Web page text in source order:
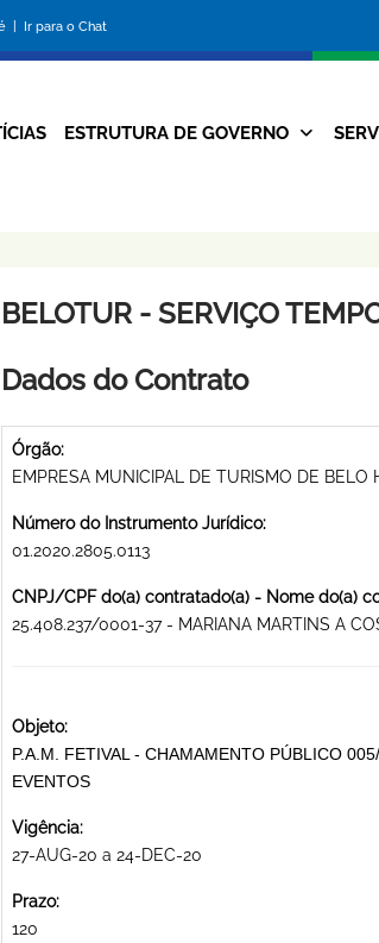
| Ir para o Chat
da
Prefeitura
ESTRUTURA DE GOVERNO
BELOTUR - SERVIÇO
Dados do Contrato
Órgão:
EMPRESA MUNICIPAL DE TURISMO DE BELO
Número do Instrumento Jurídico:
01.2020.2805.0113
CNPJ/CPF do(a) contratado(a) - Nome do(a)
25.408.237/0001-37 - MARIANA MARTINS A
Objeto:
P.A.M. FETIVAL - CHAMAMENTO PÚBLICO
EVENTOS
Vigência:
27-AUG-20 a 24-DEC-20
Prazo:
120